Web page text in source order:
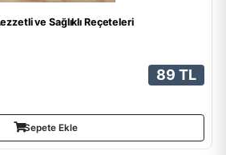
ve Sağlıklı Reçeteleri
89 TL
Sepete Ekle